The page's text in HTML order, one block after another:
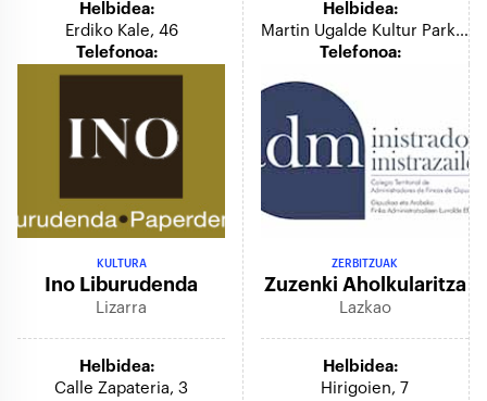
Helbidea:
Erdiko Kale, 46
Telefonoa:
Helbidea:
Martin Ugalde Kultur Parkea
Telefonoa:
KULTURA
Ino Liburudenda
Lizarra
Helbidea:
Calle Zapateria, 3
ZERBITZUAK
Zuzenki Aholkularitza
Lazkao
Helbidea:
Hirigoien, 7